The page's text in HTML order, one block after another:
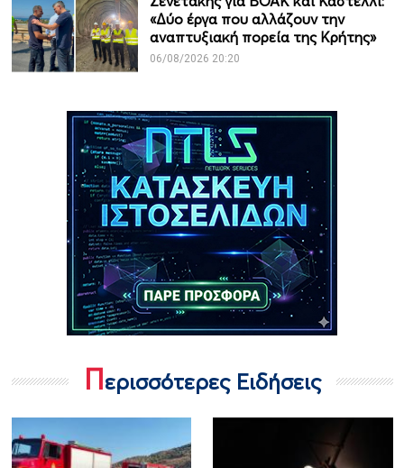
«Δύο έργα που αλλάζουν την
αναπτυξιακή πορεία της Κρήτης»
06/08/2026 20:20
Περισσότερες Ειδήσεις